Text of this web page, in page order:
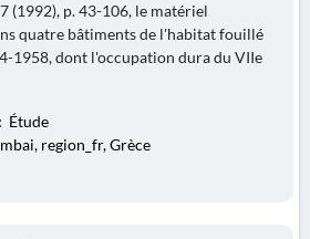
(1992), p. 43-106, le matériel
quatre bâtiments de l'habitat fouillé
1958, dont l'occupation dura du VIIe
Étude
region_fr, Grèce